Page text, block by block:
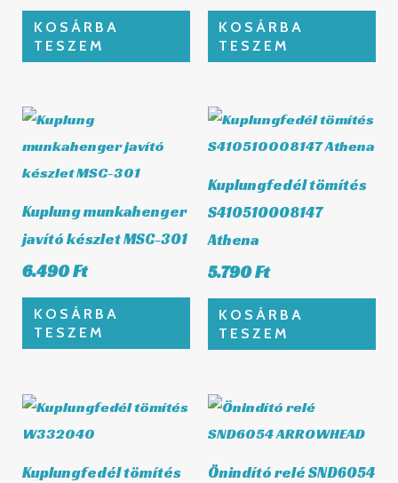
KOSÁRBA
TESZEM
KOSÁRBA
TESZEM
Kuplung munkahenger
javító készlet MSC-301
6.490Ft
KOSÁRBA
TESZEM
Kuplungfedél tömítés
S410510008147
Athena
5.790Ft
KOSÁRBA
TESZEM
Kuplungfedél tömítés
Önindító relé SND6054